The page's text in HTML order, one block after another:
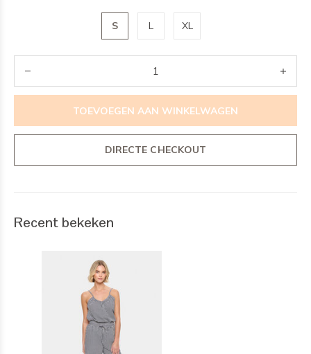
S L XL
TOEVOEGEN AAN WINKELWAGEN
DIRECTE CHECKOUT
Recent bekeken